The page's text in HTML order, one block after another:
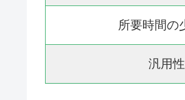
所要時間の
汎用性